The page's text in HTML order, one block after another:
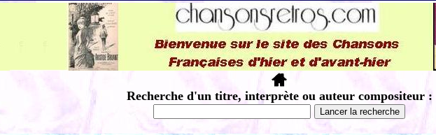
Recherche d'un titre, interprète ou auteur compositeur :